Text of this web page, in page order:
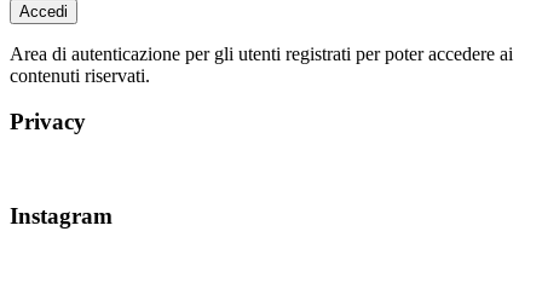
Accedi
Area di autenticazione per gli utenti registrati per poter accedere ai
contenuti riservati.
Privacy
Instagram